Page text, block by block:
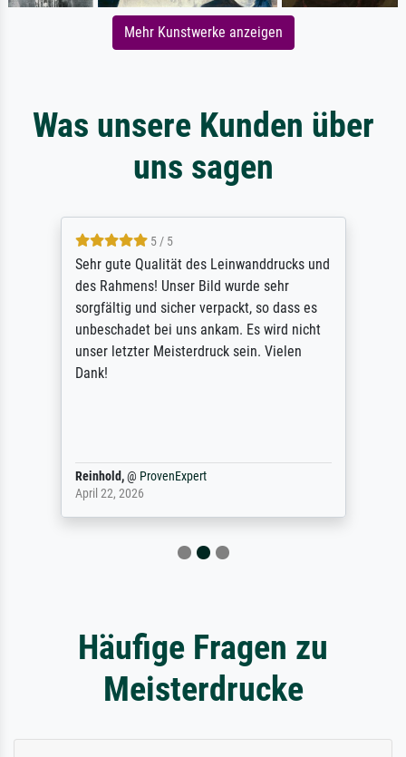
Mehr Kunstwerke anzeigen
Was unsere Kunden über
uns sagen
5 / 5
Sehr gute Qualität des Leinwanddrucks und
des Rahmens! Unser Bild wurde sehr
sorgfältig und sicher verpackt, so dass es
unbeschadet bei uns ankam. Es wird nicht
unser letzter Meisterdruck sein. Vielen
Dank!
Reinhold,@ ProvenExpert
April 22, 2026
Häufige Fragen zu
Meisterdrucke